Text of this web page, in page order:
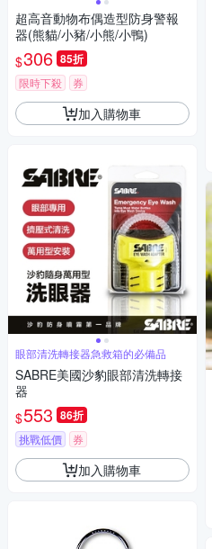
超高音動物布偶造型防身警報
器(熊貓/小豬/小熊/小鴨)
$306 85折
限時下殺 券
加入購物車
眼部清洗轉接器急救箱的必備品
SABRE美國沙豹眼部清洗轉接
器
$553 86折
挑戰低價 券
加入購物車